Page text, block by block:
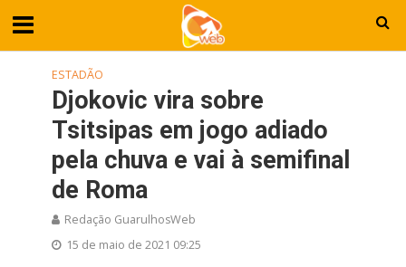
ESTADÃO
Djokovic vira sobre
Tsitsipas em jogo adiado
pela chuva e vai à semifinal
de Roma
Redação GuarulhosWeb
15 de maio de 2021 09:25